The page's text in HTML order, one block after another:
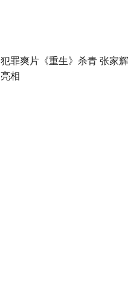
犯罪爽片《重生》杀青 张家
亮相